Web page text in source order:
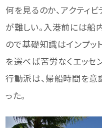
何を見るのか、アクティ
が難しい。入港前には
ので基礎知識はインプッ
を選べば苦労なくエッセ
行動派は、帰船時間を意
った。